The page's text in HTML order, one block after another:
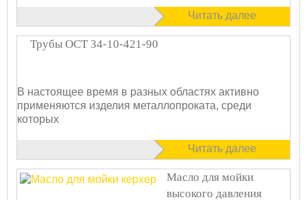
Читать далее
Трубы ОСТ 34-10-421-90
В настоящее время в разных областях активно
применяются изделия металлопроката, среди
которых
Читать далее
Масло для мойки
высокого давления